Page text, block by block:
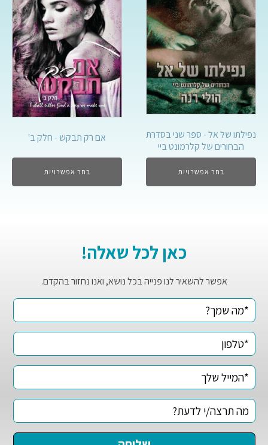
נפילתו של אל - ספר שני בסדרת
הבחורים של קלרמונט ביי
בחר אפשרויות
אם רק תבקש - חלק ב'
בחר אפשרויות
כאן לכל שאלה!
אפשר להשאיר לנו פנייה בכל נושא, ואנו נחזור בהקדם.